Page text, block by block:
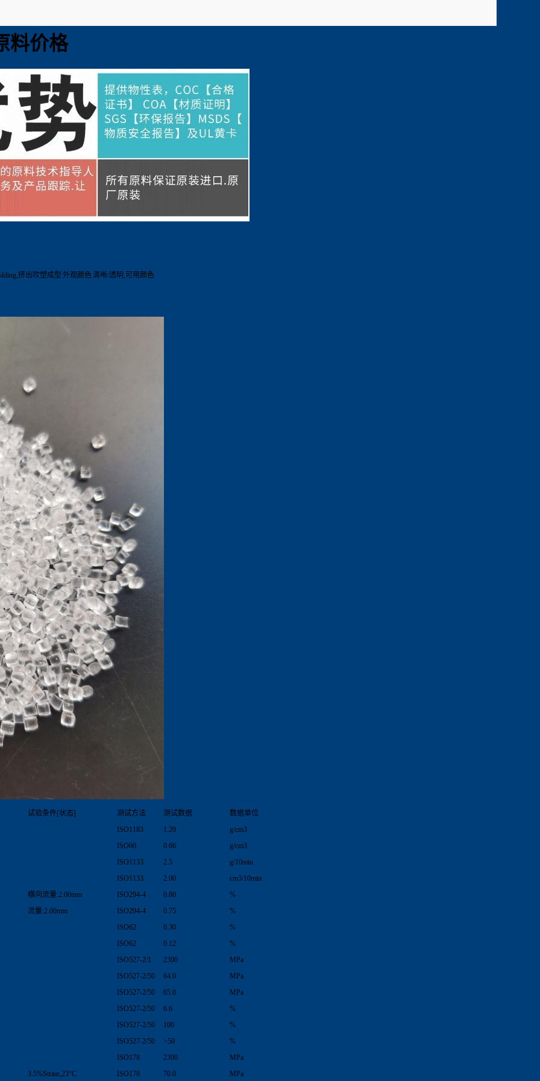
料价格
挤出吹塑成型 外观颜色清晰/透明,可用颜色
试验条件[状态] 测试方法 测试数据
数据单位
ISO1183
1.20
g/cm3
ISO60
0.66
g/cm3
ISO1133
2.5
g/10min
ISO1133
2.00
cm3/10min
横向流量:2.00mm
ISO294-4 0.80
%
流量:2.00mm
ISO294-4 0.75
%
ISO62
0.30
%
ISO62
0.12
%
ISO527-2/1
2300
MPa
ISO527-2/50
64.0
MPa
ISO527-2/50
65.0
MPa
ISO527-2/50
6.6
%
ISO527-2/50
100
%
ISO527-2/50
>50
%
ISO178
2300
MPa
3.5%Strain,23°C
ISO178 70.0
MPa